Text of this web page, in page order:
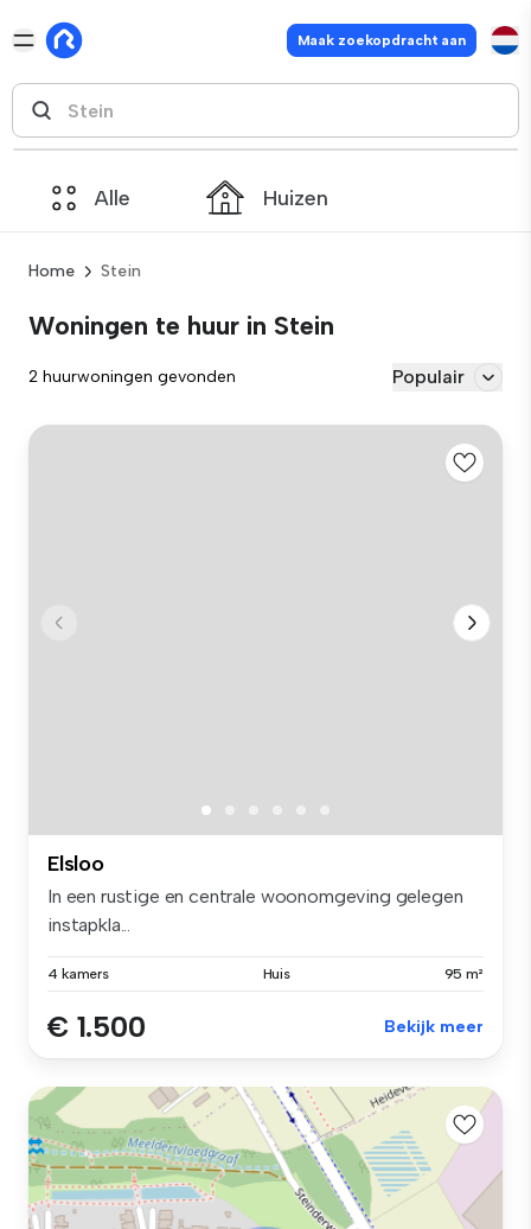
Maak zoekopdracht aan
Alle Huizen
Home Stein
Woningen te huur in Stein
2 huurwoningen gevonden Populair
Elsloo
In een rustige en centrale woonomgeving gelegen
instapkla...
4 kamers Huis 95 m²
€ 1.500 Bekijk meer